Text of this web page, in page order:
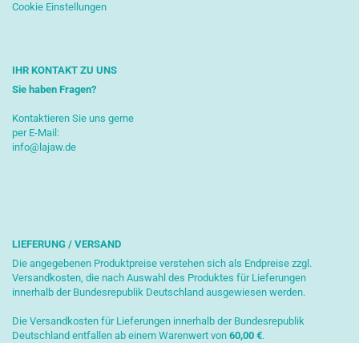
Cookie Einstellungen
IHR KONTAKT ZU UNS
Sie haben Fragen?
Kontaktieren Sie uns gerne
per E-Mail:
info@lajaw.de
LIEFERUNG / VERSAND
Die angegebenen Produktpreise verstehen sich als Endpreise zzgl.
Versandkosten, die nach Auswahl des Produktes für Lieferungen
innerhalb der Bundesrepublik Deutschland ausgewiesen werden.
Die Versandkosten für Lieferungen innerhalb der Bundesrepublik
Deutschland entfallen ab einem Warenwert von 60,00 €.